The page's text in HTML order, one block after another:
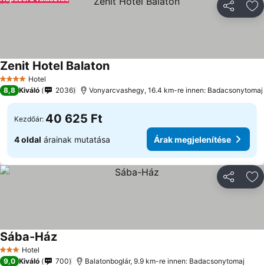
4 KategóriaHotel
Zenit Hotel Balaton
8,8 Kiváló 2036 Vonyarcvashegy, 16.4 km-re innen: Badacsonytomaj
Kezdőár: 40 625 Ft
4 oldal árainak mutatása Árak megjelenítése
3 Kategória
Hotel
Sába-Ház
9,0 Kiváló 700 Balatonboglár, 9.9 km-re innen: Badacsonytomaj